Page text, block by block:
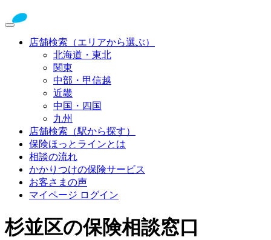
店舗検索（エリアから選ぶ）
北海道・東北
関東
中部・甲信越
近畿
中国・四国
九州
店舗検索（駅から探す）
保険ほっとラインとは
相談の流れ
かかりつけの保険サービス
お客さまの声
マイページ ログイン
杉並区の保険相談窓口